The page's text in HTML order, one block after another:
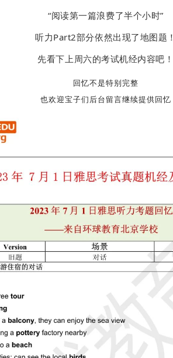
“阅读第一篇浪费了半个小时”
听力Part2部分依然出现了地图题！
先看下上周六的考试机经内容吧！
回忆不是特别完整
也欢迎宝子们后台留言继续提供回忆